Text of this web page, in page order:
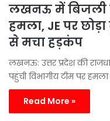
लखनऊ में बिजली
हमला, JE पर छोड़ा
से मचा हड़कंप
लखनऊ: उत्तर प्रदेश की
पहुंची विभागीय टीम पर
Read More »